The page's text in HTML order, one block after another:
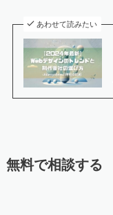
あわせて読みたい
無料で相談する